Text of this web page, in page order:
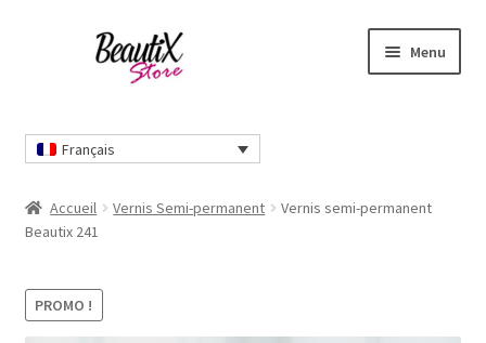
Menu
Livraisons et retours
Mon compte
Français
Accueil Vernis Semi-permanent
Vernis semi-permanent
Beautix 241
PROMO !